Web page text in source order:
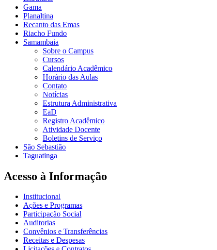
Gama
Planaltina
Recanto das Emas
Riacho Fundo
Samambaia
Sobre o Campus
Cursos
Calendário Acadêmico
Horário das Aulas
Contato
Notícias
Estrutura Administrativa
EaD
Registro Acadêmico
Atividade Docente
Boletins de Serviço
São Sebastião
Taguatinga
Acesso à Informação
Institucional
Ações e Programas
Participação Social
Auditorias
Convênios e Transferências
Receitas e Despesas